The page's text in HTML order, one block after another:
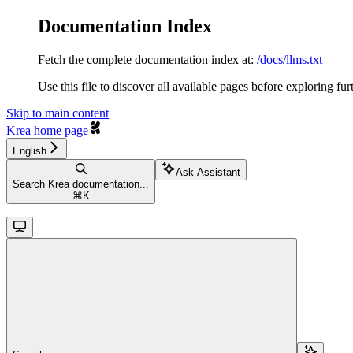
Documentation Index
Fetch the complete documentation index at: /docs/llms.txt
Use this file to discover all available pages before exploring
Skip to main content
Krea home page
English
Search Krea documentation...
⌘ K
Ask Assistant